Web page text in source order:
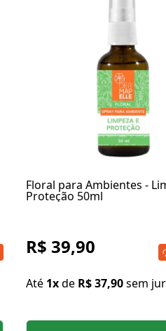
Floral para Ambientes -
Proteção 50ml
R$ 39,90
Até 1xde R$ 37,90sem